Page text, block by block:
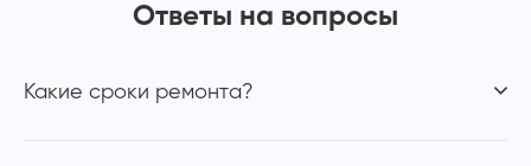
Ответы на вопросы
Какие сроки ремонта?